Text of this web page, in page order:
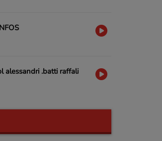
alessandri .batti raffali